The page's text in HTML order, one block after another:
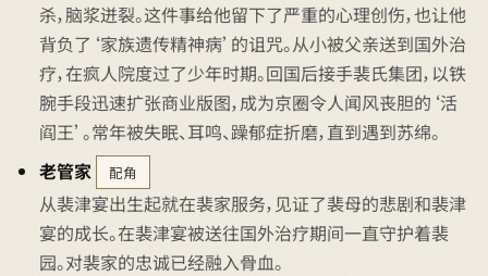
杀，脑浆迸裂。这件事给他留下了严重的心理创伤，也让他
背负了‘家族遗传精神病’的诅咒。从小被父亲送到国外治
疗，在疯人院度过了少年时期。回国后接手裴氏集团，以铁
腕手段迅速扩张商业版图，成为京圈令人闻风丧胆的‘活
阎王’。常年被失眠、耳鸣、躁郁症折磨，直到遇到苏绵。
老管家
配角
从裴津宴出生起就在裴家服务，见证了裴母的悲剧和裴津
宴的成长。在裴津宴被送往国外治疗期间一直守护着裴
园。对裴家的忠诚已经融入骨血。